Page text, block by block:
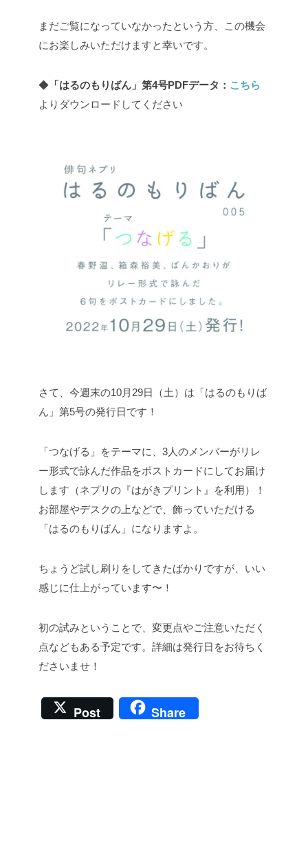
まだご覧になっていなかったという方、この機会
にお楽しみいただけますと幸いです。
◆ 「はるのもりばん」第4号PDFデータ： こちら
よりダウンロードしてください
さて、今週末の10月29日（土）は「はるのもりば
ん」第5号の発行日です！
「つなげる」をテーマに、3人のメンバーがリレ
ー形式で詠んだ作品をポストカードにしてお届け
します（ネプリの『はがきプリント』を利用）！
お部屋やデスクの上などで、飾っていただける
「はるのもりばん」になりますよ。
ちょうど試し刷りをしてきたばかりですが、いい
感じに仕上がっています〜！
初の試みということで、変更点やご注意いただく
点などもある予定です。詳細は発行日をお待ちく
ださいませ！
Post Share